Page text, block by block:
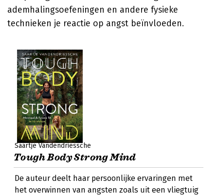
ademhalingsoefeningen en andere fysieke
technieken je reactie op angst beïnvloeden.
Saartje Vandendriessche
Tough Body Strong Mind
De auteur deelt haar persoonlijke ervaringen met
het overwinnen van angsten zoals uit een vliegtuig